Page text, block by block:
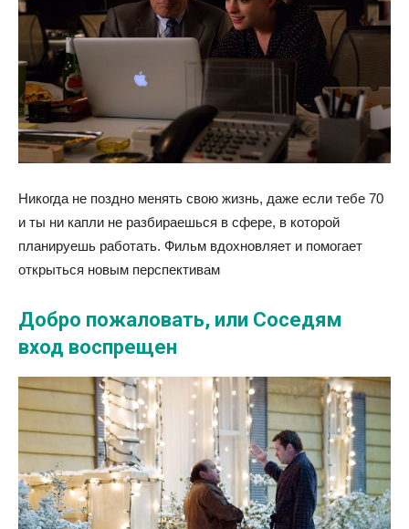
Никогда не поздно менять свою жизнь, даже если тебе 70
и ты ни капли не разбираешься в сфере, в которой
планируешь работать. Фильм вдохновляет и помогает
открыться новым перспективам
Добро пожаловать, или Соседям
вход воспрещен